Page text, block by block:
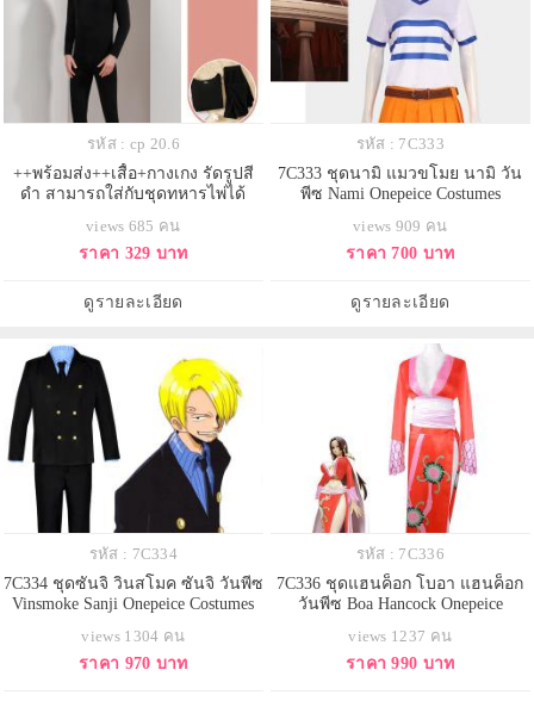
รหัส : cp 20.6
++พร้อมส่ง++เสื้อ+กางเกง รัดรูปสี
ดำ สามารถใส่กับชุดทหารไพ่ได้
views 685 คน
ราคา 329 บาท
ดูรายละเอียด
รหัส : 7C333
7C333 ชุดนามิ แมวขโมย นามิ วัน
พีซ Nami Onepeice Costumes
views 909 คน
ราคา 700 บาท
ดูรายละเอียด
รหัส : 7C334
7C334 ชุดซันจิ วินสโมค ซันจิ วันพีซ
Vinsmoke Sanji Onepeice Costumes
views 1304 คน
ราคา 970 บาท
รหัส : 7C336
7C336 ชุดแฮนค็อก โบอา แฮนค็อก
วันพีซ Boa Hancock Onepeice
views 1237 คน
ราคา 990 บาท